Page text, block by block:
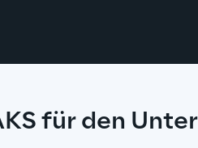
für den